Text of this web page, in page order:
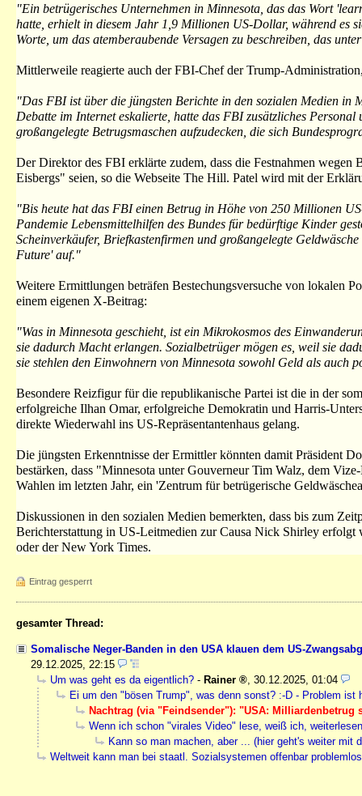
"Ein betrügerisches Unternehmen in Minnesota, das das Wort
hatte, erhielt in diesem Jahr 1,9 Millionen US-Dollar, während es
Worte, um das atemberaubende Versagen zu beschreiben, das
Mittlerweile reagierte auch der FBI-Chef der Trump-
"Das FBI ist über die jüngsten Berichte in den sozialen Medien in
Debatte im Internet eskalierte, hatte das FBI zusätzliches
großangelegte Betrugsmaschen aufzudecken, die sich
Der Direktor des FBI erklärte zudem, dass die Festnahmen wegen
Eisbergs" seien, so die Webseite The Hill. Patel wird mit der
"Bis heute hat das FBI einen Betrug in Höhe von 250 Millionen
Pandemie Lebensmittelhilfen des Bundes für bedürftige Kinder
Scheinverkäufer, Briefkastenfirmen und großangelegte
Future' auf."
Weitere Ermittlungen beträfen Bestechungsversuche von lokalen
einem eigenen X-Beitrag:
"Was in Minnesota geschieht, ist ein Mikrokosmos des
sie dadurch Macht erlangen. Sozialbetrüger mögen es, weil sie
sie stehlen den Einwohnern von Minnesota sowohl Geld als auch
Besondere Reizfigur für die republikanische Partei ist die in der
erfolgreiche Ilhan Omar, erfolgreiche Demokratin und Harris-
direkte Wiederwahl ins US-Repräsentantenhaus gelang.
Die jüngsten Erkenntnisse der Ermittler könnten damit Präsident
bestärken, dass "Minnesota unter Gouverneur Tim Walz, dem
Wahlen im letzten Jahr, ein 'Zentrum für betrügerische
Diskussionen in den sozialen Medien bemerkten, dass bis zum
Berichterstattung in US-Leitmedien zur Causa Nick Shirley
oder der New York Times.
Eintrag gesperrt
gesamter Thread:
Somalische Neger-Banden in den USA klauen dem US-
29.12.2025, 22:15
Um was geht es da eigentlich? - Rainer , 30.12.2025, 01:04
Ei um den "bösen Trump", was denn sonst? :-D - Problem
Nachtrag (via "Feindsender"): "USA:
Wenn ich schon "virales Video" lese, weiß ich,
Kann so man machen, aber ... (hier geht's weiter mit
Weltweit kann man bei staatl. Sozialsystemen offenbar